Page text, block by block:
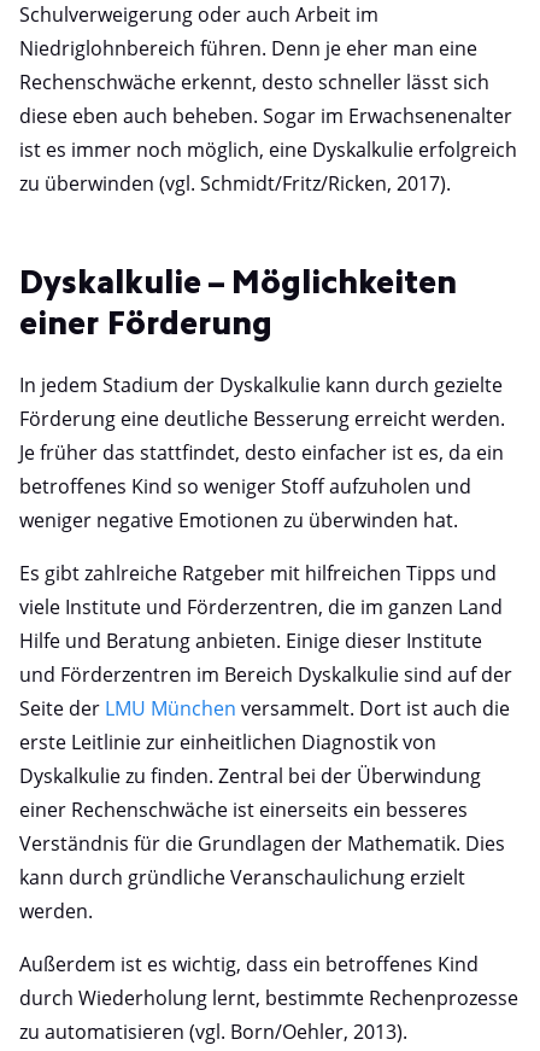
Schulverweigerung oder auch Arbeit im
Niedriglohnbereich führen. Denn je eher man eine
Rechenschwäche erkennt, desto schneller lässt sich
diese eben auch beheben. Sogar im Erwachsenenalter
ist es immer noch möglich, eine Dyskalkulie erfolgreich
zu überwinden (vgl. Schmidt/Fritz/Ricken, 2017).
Dyskalkulie – Möglichkeiten
einer Förderung
In jedem Stadium der Dyskalkulie kann durch gezielte
Förderung eine deutliche Besserung erreicht werden.
Je früher das stattfindet, desto einfacher ist es, da ein
betroffenes Kind so weniger Stoff aufzuholen und
weniger negative Emotionen zu überwinden hat.
Es gibt zahlreiche Ratgeber mit hilfreichen Tipps und
viele Institute und Förderzentren, die im ganzen Land
Hilfe und Beratung anbieten. Einige dieser Institute
und Förderzentren im Bereich Dyskalkulie sind auf der
Seite der LMU München versammelt. Dort ist auch die
erste Leitlinie zur einheitlichen Diagnostik von
Dyskalkulie zu finden. Zentral bei der Überwindung
einer Rechenschwäche ist einerseits ein besseres
Verständnis für die Grundlagen der Mathematik. Dies
kann durch gründliche Veranschaulichung erzielt
werden.
Außerdem ist es wichtig, dass ein betroffenes Kind
durch Wiederholung lernt, bestimmte Rechenprozesse
zu automatisieren (vgl. Born/Oehler, 2013).